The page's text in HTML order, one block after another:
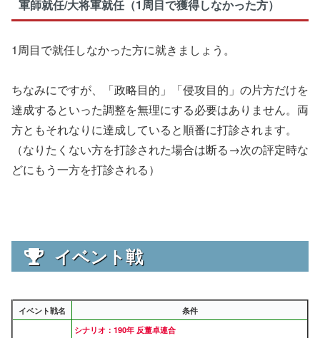
軍師就任/大将軍就任（1周目で獲得しなかった方）
1周目で就任しなかった方に就きましょう。
ちなみにですが、「政略目的」「侵攻目的」の片方だけを
達成するといった調整を無理にする必要はありません。両
方ともそれなりに達成していると順番に打診されます。
（なりたくない方を打診された場合は断る→次の評定時な
どにもう一方を打診される）
イベント戦
イベント戦名 条件
シナリオ：190年 反董卓連合